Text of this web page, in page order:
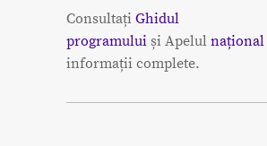
Consultați Ghidul
programului și Apelul național
informații complete.